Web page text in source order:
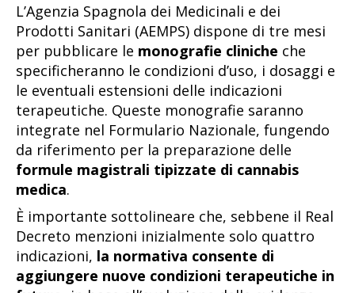
L’Agenzia Spagnola dei Medicinali e dei
Prodotti Sanitari (AEMPS) dispone di tre mesi
per pubblicare le monografie cliniche che
specificheranno le condizioni d’uso, i dosaggi e
le eventuali estensioni delle indicazioni
terapeutiche. Queste monografie saranno
integrate nel Formulario Nazionale, fungendo
da riferimento per la preparazione delle
formule magistrali tipizzate di cannabis
medica.
È importante sottolineare che, sebbene il Real
Decreto menzioni inizialmente solo quattro
indicazioni, la normativa consente di
aggiungere nuove condizioni terapeutiche in